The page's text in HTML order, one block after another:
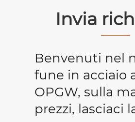
Invia
Benvenuti nel
fune in acciaio
OPGW, sulla
prezzi, lasciaci